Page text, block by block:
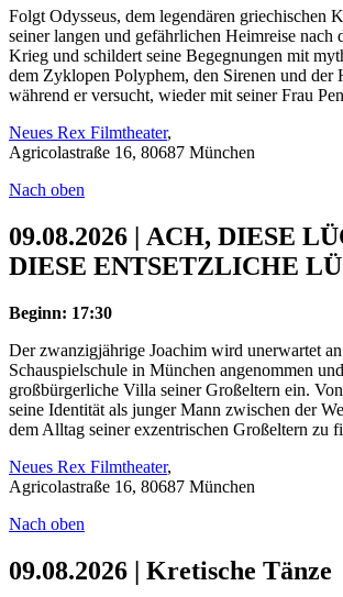
Folgt Odysseus, dem legendären griechischen
seiner langen und gefährlichen Heimreise nach
Krieg und schildert seine Begegnungen mit
dem Zyklopen Polyphem, den Sirenen und der
während er versucht, wieder mit seiner Frau
Neues Rex Filmtheater,
Agricolastraße 16, 80687 München
Nach oben
09.08.2026 | ACH, DIESE
DIESE ENTSETZLICHE
Beginn: 17:30
Der zwanzigjährige Joachim wird unerwartet
Schauspielschule in München angenommen
großbürgerliche Villa seiner Großeltern ein.
seine Identität als junger Mann zwischen der
dem Alltag seiner exzentrischen Großeltern zu
Neues Rex Filmtheater,
Agricolastraße 16, 80687 München
Nach oben
09.08.2026 | Kretische Tänze